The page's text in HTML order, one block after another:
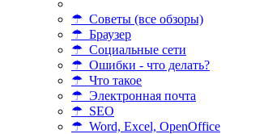
☂ Советы (все обзоры)
☂ Браузер
☂ Социальные сети
☂ Ошибки - что делать?
☂ Что такое
☂ Электронная почта
☂ SEO
☂ Word, Excel, OpenOffice